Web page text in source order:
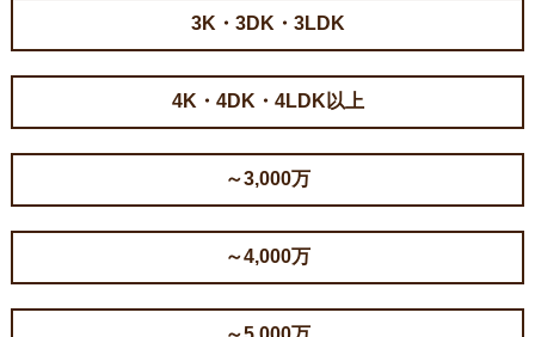
3K・3DK・3LDK
4K・4DK・4LDK以上
～3,000万
～4,000万